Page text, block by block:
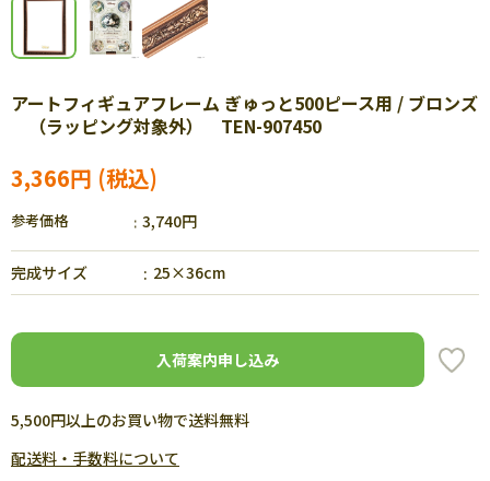
アートフィギュアフレーム ぎゅっと500ピース用 / ブロンズ
（ラッピング対象外） TEN-907450
3,366円
参考価格 3,740円
完成サイズ 25×36cm
入荷案内申し込み
5,500円以上のお買い物で送料無料
配送料・手数料について